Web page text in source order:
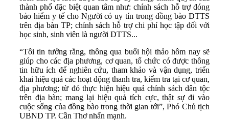
thành phố đặc biệt quan tâm như: chính sách hỗ trợ đóng
bảo hiểm y tế cho Người có uy tín trong đồng bào DTTS
trên địa bàn TP; chính sách hỗ trợ chi phí học tập đối với
học sinh, sinh viên là người DTTS...
“Tôi tin tưởng rằng, thông qua buổi hội thảo hôm nay sẽ
giúp cho các địa phương, cơ quan, tổ chức có được thông
tin hữu ích để nghiên cứu, tham khảo và vận dụng, triển
khai hiệu quả các hoạt động thanh tra, kiểm tra tại cơ quan,
địa phương; từ đó thực hiện hiệu quả chính sách dân tộc
trên địa bàn; mang lại hiệu quả tích cực, thật sự đi vào
cuộc sống của đồng bào trong thời gian tới”, Phó Chủ tịch
UBND TP. Cần Thơ nhấn mạnh.